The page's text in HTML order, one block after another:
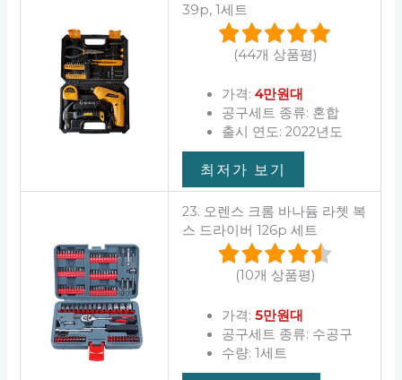
39p, 1세트
(44개 상품평)
가격: 4만원대
공구세트 종류: 혼합
출시 연도: 2022년도
최저가 보기
23. 오렌스 크롬 바나듐 라쳇 복
스 드라이버 126p 세트
(10개 상품평)
가격: 5만원대
공구세트 종류: 수공구
수량: 1세트